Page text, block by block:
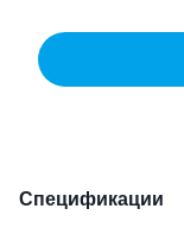
Спецификации